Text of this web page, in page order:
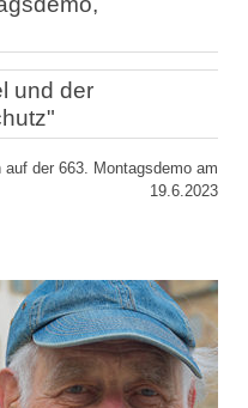
und der
der 663. Montagsdemo am
19.6.2023